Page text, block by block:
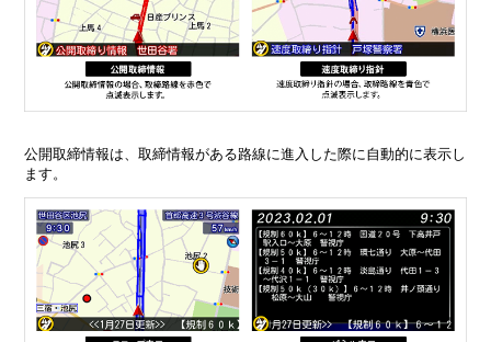
公開取締情報は、取締情報がある路線に進入した際に自動的に表示し
ます。